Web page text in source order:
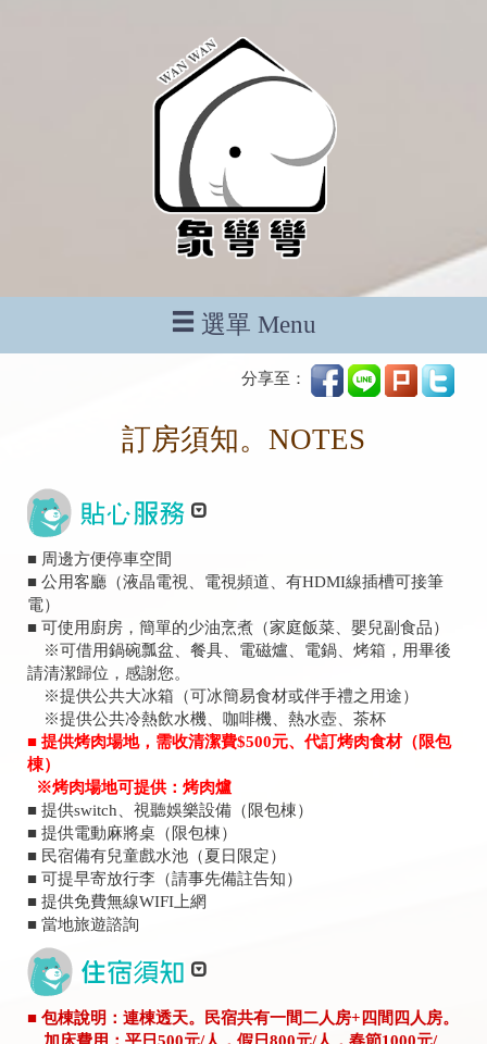
選單 Menu
分享至：
訂房須知。NOTES
■ 周邊方便停車空間
■ 公用客廳（液晶電視、電視頻道、有HDMI線插槽可接筆
電）
■ 可使用廚房，簡單的少油烹煮（家庭飯菜、嬰兒副食品）
※可借用鍋碗瓢盆、餐具、電磁爐、電鍋、烤箱，用畢後
請清潔歸位，感謝您。
※提供公共大冰箱（可冰簡易食材或伴手禮之用途）
※提供公共冷熱飲水機、咖啡機、熱水壺、茶杯
■ 提供烤肉場地，需收清潔費$500元、代訂烤肉食材（限包
棟）
※烤肉場地可提供：烤肉爐
■ 提供switch、視聽娛樂設備（限包棟）
■ 提供電動麻將桌（限包棟）
■ 民宿備有兒童戲水池（夏日限定）
■ 可提早寄放行李（請事先備註告知）
■ 提供免費無線WIFI上網
■ 當地旅遊諮詢
■ 包棟說明：連棟透天。民宿共有一間二人房+四間四人房。